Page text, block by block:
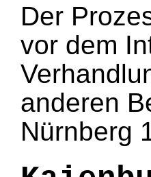
Der
vor dem
anderen
Nürnberg